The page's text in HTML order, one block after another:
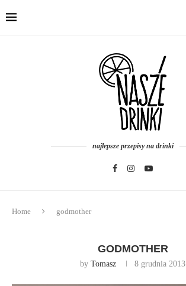
najlepsze przepisy na drinki
Home godmother
GODMOTHER
by Tomasz 8 grudnia 2013